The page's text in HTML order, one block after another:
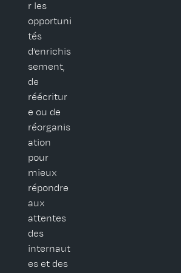
r les
opportuni
tés
d’enrichis
sement,
de
réécritur
e ou de
réorganis
ation
pour
mieux
répondre
aux
attentes
des
internaut
es et des